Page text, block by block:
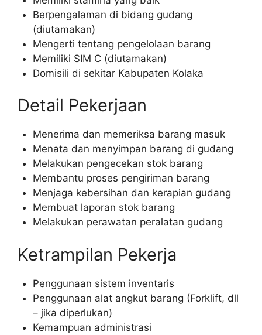
Berpengalaman di bidang gudang
(diutamakan)
Mengerti tentang pengelolaan barang
Memiliki SIM C (diutamakan)
Domisili di sekitar Kabupaten Kolaka
Detail Pekerjaan
Menerima dan memeriksa barang masuk
Menata dan menyimpan barang di gudang
Melakukan pengecekan stok barang
Membantu proses pengiriman barang
Menjaga kebersihan dan kerapian gudang
Membuat laporan stok barang
Melakukan perawatan peralatan gudang
Ketrampilan Pekerja
Penggunaan sistem inventaris
Penggunaan alat angkut barang (Forklift, dll
– jika diperlukan)
Kemampuan administrasi